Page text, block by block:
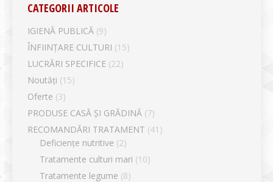
CATEGORII ARTICOLE
IGIENĂ PUBLICĂ (9)
ÎNFIINȚARE CULTURI (15)
LUCRĂRI SPECIFICE (22)
Noutăți (15)
Oferte (3)
PRODUSE CASĂ ȘI GRĂDINĂ (7)
RECOMANDĂRI TRATAMENT (41)
Deficiențe nutritive (2)
Tratamente culturi mari (10)
Tratamente legume (8)